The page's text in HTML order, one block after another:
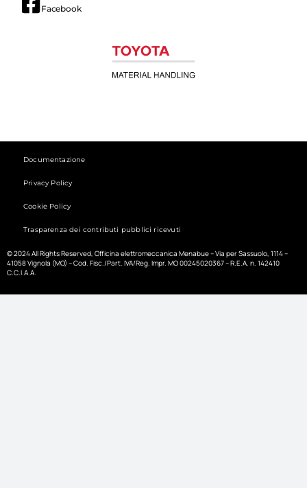
Facebook
Documentazione
Privacy Policy
Cookie Policy
Trasparenza dei contributi pubblici ricevuti
© 2024 All Rights Reserved, Officina elettromeccanica Menabue – Via per Sassuolo, 1114 –
41058 Vignola (MO) – Cod. Fisc./Part. IVA/Reg. Impr. MO 00245020367 – R.E.A. n. 142410
C.C.I.A.A.